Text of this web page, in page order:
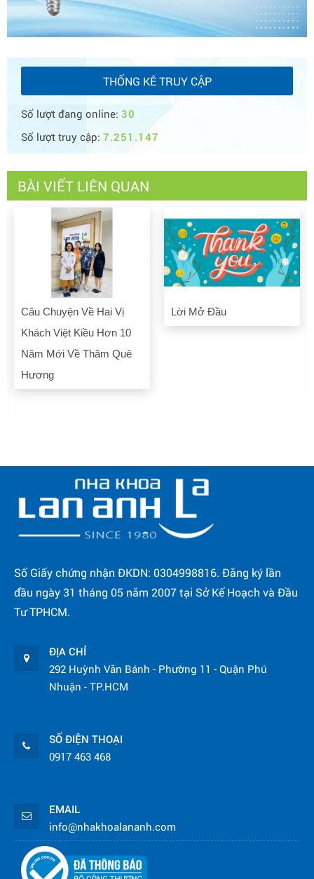
THỐNG KÊ TRUY CẬP
Số lượt đang online: 30
Số lượt truy cập: 7.251.147
BÀI VIẾT LIÊN QUAN
Lời Mở Đầu
Cảm Tưởng Về Vẻ Đẹp
Số Giấy chứng nhận ĐKDN: 0304998816. Đăng ký lần
đầu ngày 31 tháng 05 năm 2007 tại Sở Kế Hoạch và Đầu
Tư TPHCM.
ĐỊA CHỈ
292 Huỳnh Văn Bánh - Phường 11 - Quận Phú
Nhuận - TP.HCM
SỐ ĐIỆN THOẠI
0917 463 468
EMAIL
info@nhakhoalananh.com